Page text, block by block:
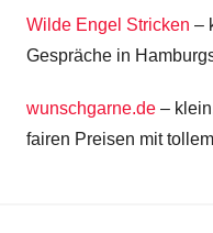
Wilde Engel Stricken –
Gespräche in
wunschgarne.de –
fairen Preisen mit